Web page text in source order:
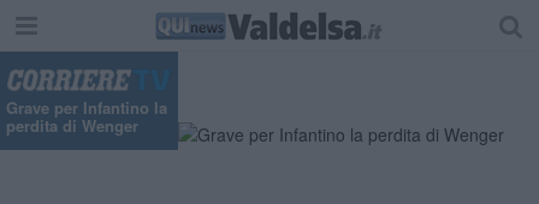
Grave per Infantino la
perdita di Wenger